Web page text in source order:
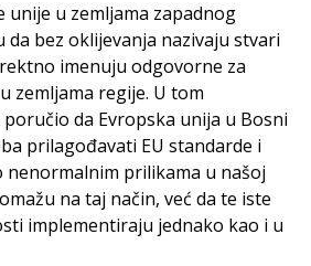
unije u zemljama zapadnog
da bez oklijevanja nazivaju stvari
imenuju odgovorne za
zemljama regije. U tom
da Evropska unija u Bosni
prilagođavati EU standarde i
prilikama u našoj
na taj način, već da te iste
implementiraju jednako kao i u